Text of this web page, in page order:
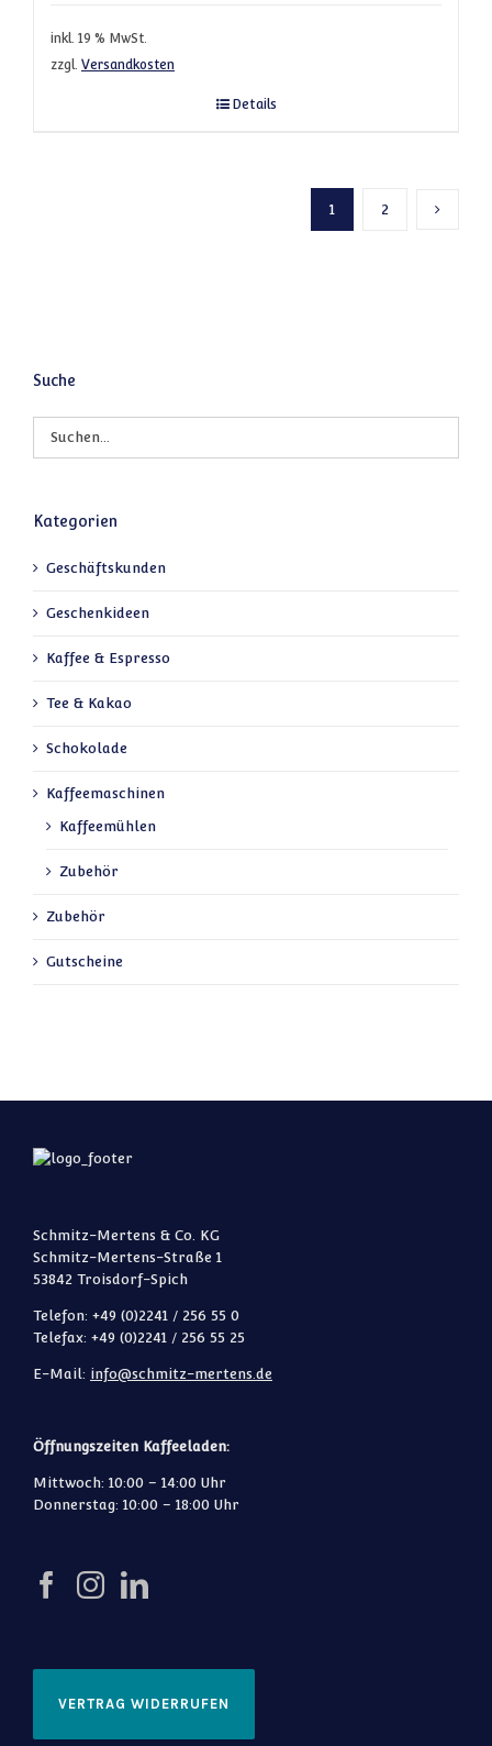
inkl. 19 % MwSt.
zzgl. Versandkosten
Details
1 2
Suche
Kategorien
Geschäftskunden
Geschenkideen
Kaffee & Espresso
Tee & Kakao
Schokolade
Kaffeemaschinen
Kaffeemühlen
Zubehör
Zubehör
Gutscheine
Schmitz-Mertens & Co. KG
Schmitz-Mertens-Straße 1
53842 Troisdorf-Spich
Telefon: +49 (0)2241 / 256 55 0
Telefax: +49 (0)2241 / 256 55 25
E-Mail: info@schmitz-mertens.de
Öffnungszeiten Kaffeeladen:
Mittwoch: 10:00 – 14:00 Uhr
Donnerstag: 10:00 – 18:00 Uhr
VERTRAG WIDERRUFEN